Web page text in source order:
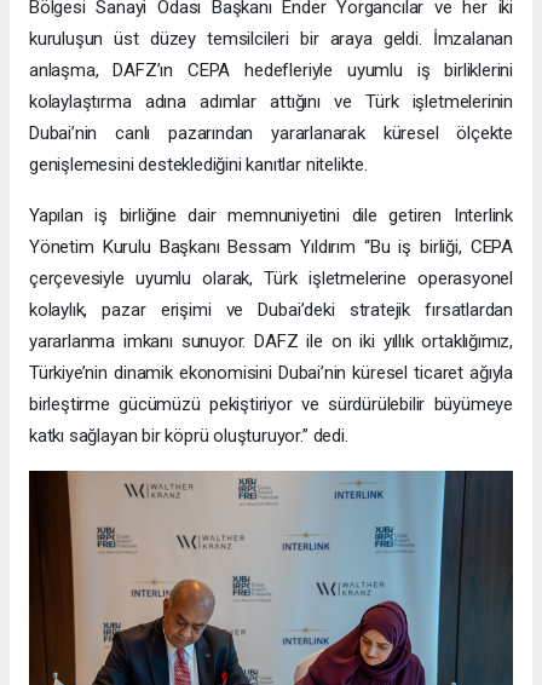
Bölgesi Sanayi Odası Başkanı Ender Yorgancılar ve her iki
kuruluşun üst düzey temsilcileri bir araya geldi. İmzalanan
anlaşma, DAFZ’ın CEPA hedefleriyle uyumlu iş birliklerini
kolaylaştırma adına adımlar attığını ve Türk işletmelerinin
Dubai’nin canlı pazarından yararlanarak küresel ölçekte
genişlemesini desteklediğini kanıtlar nitelikte.
Yapılan iş birliğine dair memnuniyetini dile getiren Interlink
Yönetim Kurulu Başkanı Bessam Yıldırım “Bu iş birliği, CEPA
çerçevesiyle uyumlu olarak, Türk işletmelerine operasyonel
kolaylık, pazar erişimi ve Dubai’deki stratejik fırsatlardan
yararlanma imkanı sunuyor. DAFZ ile on iki yıllık ortaklığımız,
Türkiye’nin dinamik ekonomisini Dubai’nin küresel ticaret ağıyla
birleştirme gücümüzü pekiştiriyor ve sürdürülebilir büyümeye
katkı sağlayan bir köprü oluşturuyor.” dedi.